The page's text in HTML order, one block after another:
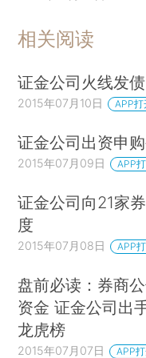
相关阅读
证金公司火线发
2015年07月10日 APP打
证金公司出资申
2015年07月09日 APP
证金公司向21家
度
2015年07月08日 APP
盘前必读：券商
资金 证金公司出
龙虎榜
2015年07月07日 APP